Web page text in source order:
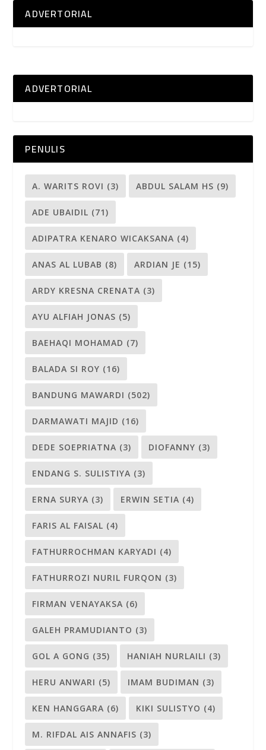
ADVERTORIAL
ADVERTORIAL
PENULIS
A. WARITS ROVI (3) ABDUL SALAM HS (9)
ADE UBAIDIL (71)
ADIPATRA KENARO WICAKSANA (4)
ANAS AL LUBAB (8) ARDIAN JE (15)
ARDY KRESNA CRENATA (3)
AYU ALFIAH JONAS (5)
BAEHAQI MOHAMAD (7)
BALADA SI ROY (16)
BANDUNG MAWARDI (502)
DARMAWATI MAJID (16)
DEDE SOEPRIATNA (3) DIOFANNY (3)
ENDANG S. SULISTIYA (3)
ERNA SURYA (3) ERWIN SETIA (4)
FARIS AL FAISAL (4)
FATHURROCHMAN KARYADI (4)
FATHURROZI NURIL FURQON (3)
FIRMAN VENAYAKSA (6)
GALEH PRAMUDIANTO (3)
GOL A GONG (35) HANIAH NURLAILI (3)
HERU ANWARI (5) IMAM BUDIMAN (3)
KEN HANGGARA (6) KIKI SULISTYO (4)
M. RIFDAL AIS ANNAFIS (3)